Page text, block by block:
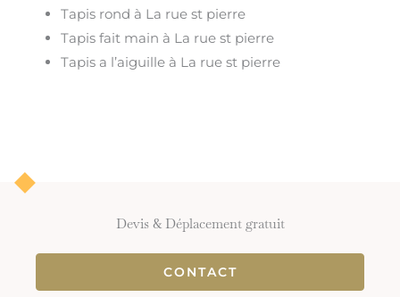
Tapis rond à La rue st pierre
Tapis fait main à La rue st pierre
Tapis a l’aiguille à La rue st pierre
Devis & Déplacement gratuit
CONTACT